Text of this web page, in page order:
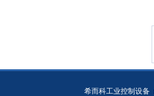
希而科工业控制设备